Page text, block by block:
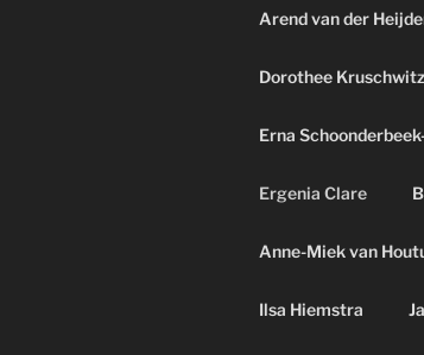
Arend van der
Dorothee Kruschwitz
Erna
Ergenia Clare
Anne-Miek van
Ilsa Hiemstra